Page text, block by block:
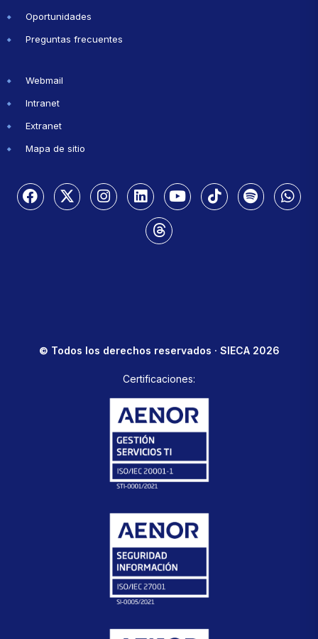
Oportunidades
Preguntas frecuentes
Webmail
Intranet
Extranet
Mapa de sitio
© Todos los derechos reservados · SIECA 2026
Certificaciones: